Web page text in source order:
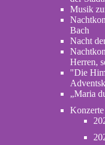
Musik
Bach
Nacht
Herren,
"Die
„Maria